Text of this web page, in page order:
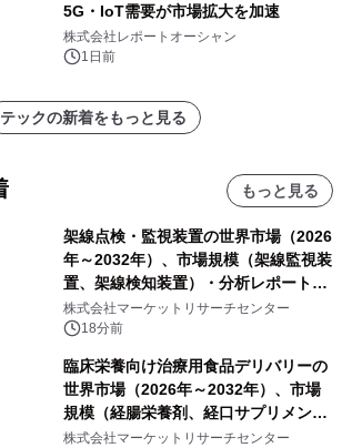
5G・IoT需要が市場拡大を加速
株式会社レポートオーシャン
1日前
テックの新着をもっと見る
もっと見る
架線点検・監視装置の世界市場（2026
年～2032年）、市場規模（架線監視装
置、架線検知装置）・分析レポートを
発表
株式会社マーケットリサーチセンター
18分前
臨床栄養向け治療用食品デリバリーの
世界市場（2026年～2032年）、市場
規模（経腸栄養剤、経口サプリメン
ト）・分析レポートを発表
株式会社マーケットリサーチセンター